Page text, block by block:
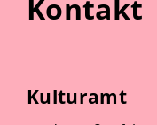
Kontakt
Kulturamt